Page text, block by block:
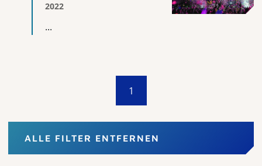
2022
...
1
ALLE FILTER ENTFERNEN